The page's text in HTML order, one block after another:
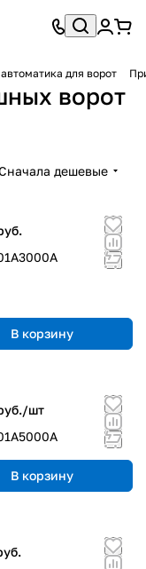
для ворот
ворот
дешевые
В корзину
шт
В корзину